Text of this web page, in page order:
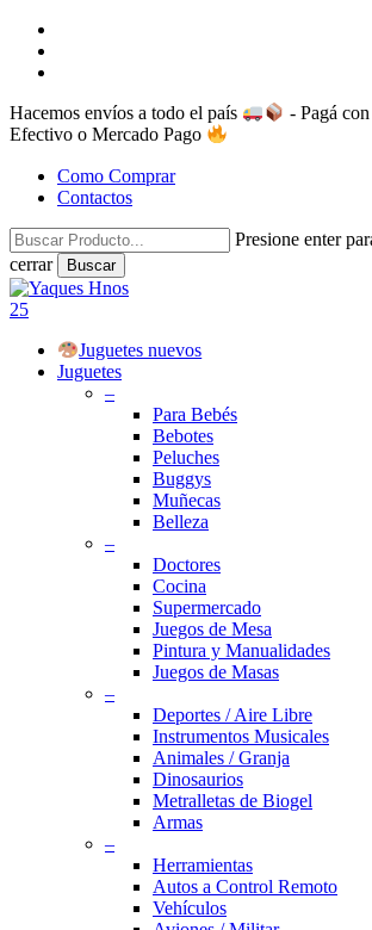
Skip
main
Hacemos envíos a todo el país
- Pagá
Efectivo o Mercado Pago
Como Comprar
Contactos
Presione enter
cerrar
Buscar
Close
Search
search
account
25
Juguetes nuevos
Juguetes
–
Para Bebés
Bebotes
Peluches
Buggys
Muñecas
Belleza
–
Doctores
Cocina
Supermercado
Juegos de Mesa
Pintura y Manualidades
Juegos de Masas
–
Deportes / Aire Libre
Instrumentos Musicales
Animales / Granja
Dinosaurios
Metralletas de Biogel
Armas
–
Herramientas
Autos a Control Remoto
Vehículos